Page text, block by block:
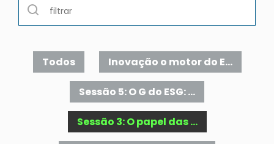
Todos Inovação o motor do E...
Sessão 5: O G do ESG: ...
Sessão 3: O papel das ...